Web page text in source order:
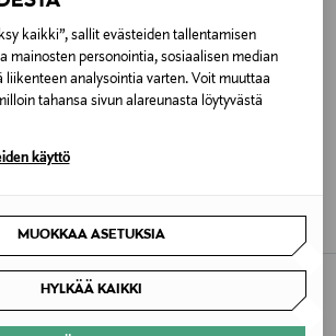
kaikki”, sallit evästeiden tallentamisen
mainosten personointia, sosiaalisen median
liikenteen analysointia varten. Voit muuttaa
tahansa sivun alareunasta löytyvästä
käyttö
MUOKKAA ASETUKSIA
HYLKÄÄ KAIKKI
pestävä pesupussissa
Original Price
83,90 €